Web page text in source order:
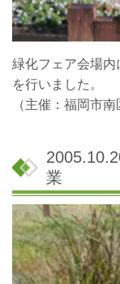
緑化フェア会場
を行いました。
（主催：福岡市
業